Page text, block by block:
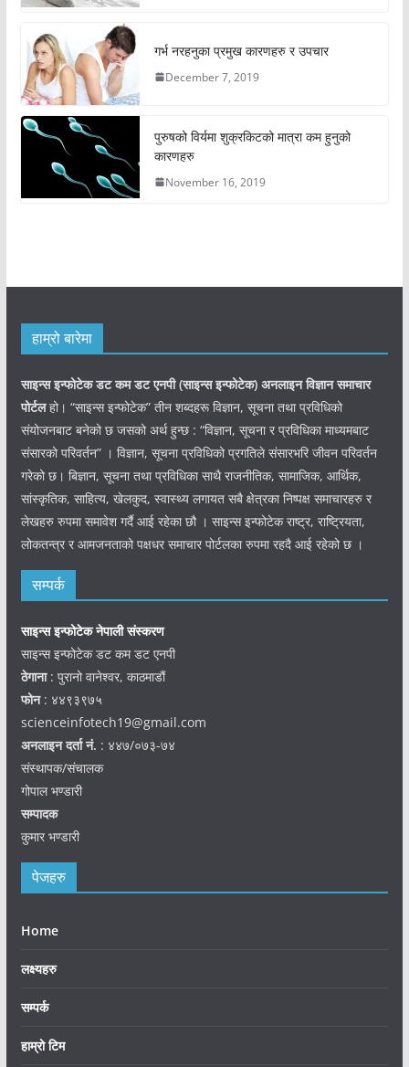
गर्भ नरहनुका प्रमुख कारणहरु र उपचार
December 7, 2019
पुरुषको विर्यमा शुक्रकिटको मात्रा कम हुनुको
कारणहरु
November 16, 2019
हाम्रो बारेमा
साइन्स इन्फोटेक डट कम डट एनपी (साइन्सइन्फोटेक) अनलाइन विज्ञान समाचार
पोर्टलहो। “साइन्स इन्फोटेक” तीन शब्दहरू विज्ञान, सूचना तथा प्रविधिको
संयोजनबाट बनेको छ जसको अर्थ हुन्छ : “विज्ञान, सूचना र प्रविधिका माध्यमबाट
संसारको परिवर्तन” । विज्ञान, सूचना प्रविधिको प्रगतिले संसारभरि जीवन परिवर्तन
गरेको छ। बिज्ञान, सूचना तथा प्रविधिका साथै राजनीतिक, सामाजिक, आर्थिक,
सांस्कृतिक, साहित्य, खेलकुद, स्वास्थ्य लगायत सबै क्षेत्रका निष्पक्ष समाचारहरु र
लेखहरु रुपमा समावेश गर्दै आई रहेका छौ । साइन्स इन्फोटेक राष्ट्र, राष्ट्रियता,
लोकतन्त्र र आमजनताको पक्षधर समाचार पोर्टलका रुपमा रहदै आई रहेको छ ।
सम्पर्क
साइन्स इन्फोटेक नेपाली संस्करण
साइन्स इन्फोटेक डट कम डट एनपी
ठेगाना: पुरानो वानेश्वर, काठमाडौं
फोन: ४४९३९७५
scienceinfotech19@gmail.com
अनलाइन दर्ता नं. : ४४७/०७३-७४
संस्थापक/संचालक
गोपाल भण्डारी
सम्पादक
कुमार भण्डारी
पेजहरु
Home
लक्ष्यहरु
सम्पर्क
हाम्रो टिम